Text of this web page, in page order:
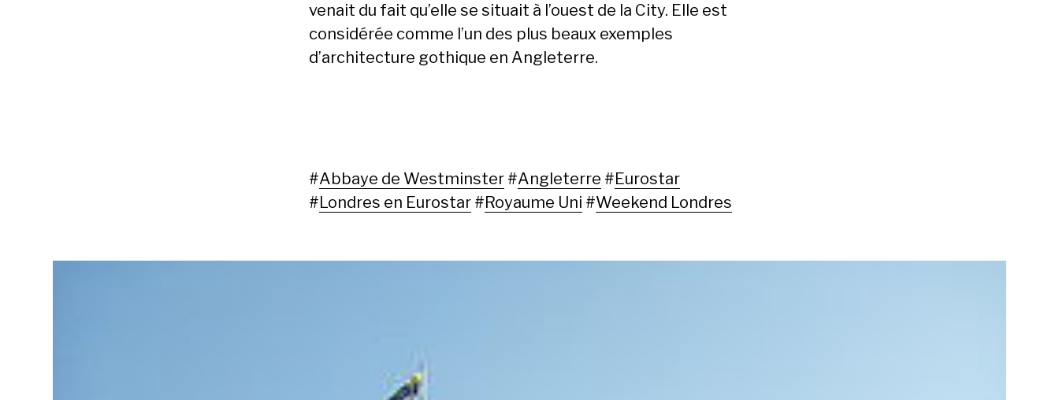
venait du fait qu’elle se situait à l’ouest de la City. Elle est
considérée comme l’un des plus beaux exemples
d’architecture gothique en Angleterre.
#Abbaye de Westminster #Angleterre #Eurostar
#Londres en Eurostar #Royaume Uni #Weekend Londres